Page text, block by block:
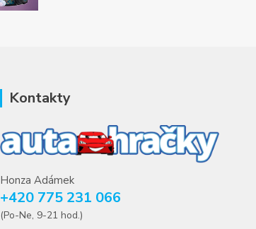
Kontakty
Honza Adámek
+420 775 231 066
(Po-Ne, 9-21 hod.)